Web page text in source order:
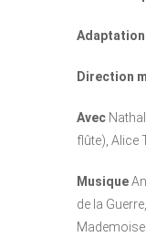
Adaptation
Direction
Avec
flûte), Alice
Musique
de la